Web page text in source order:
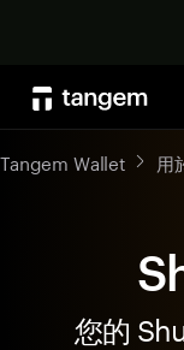
Tangem Wallet 用
您的